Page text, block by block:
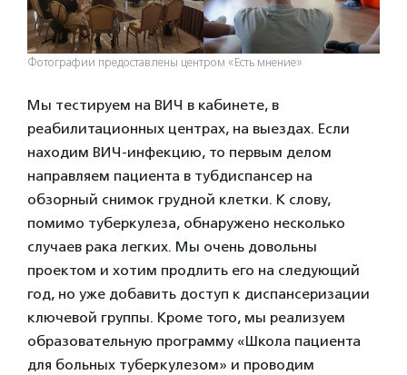
Фотографии предоставлены центром «Есть мнение»
Мы тестируем на ВИЧ в кабинете, в
реабилитационных центрах, на выездах. Если
находим ВИЧ-инфекцию, то первым делом
направляем пациента в тубдиспансер на
обзорный снимок грудной клетки. К слову,
помимо туберкулеза, обнаружено несколько
случаев рака легких. Мы очень довольны
проектом и хотим продлить его на следующий
год, но уже добавить доступ к диспансеризации
ключевой группы. Кроме того, мы реализуем
образовательную программу «Школа пациента
для больных туберкулезом» и проводим